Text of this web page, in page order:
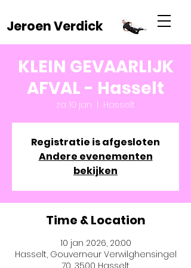
Jeroen Verdick
KLEIN GEVAARLIJK
AFVAL - Hasselt
za 10 jan Hasselt
Registratie is afgesloten
Andere evenementen
bekijken
Time & Location
10 jan 2026, 20:00
Hasselt, Gouverneur Verwilghensingel
70, 3500 Hasselt